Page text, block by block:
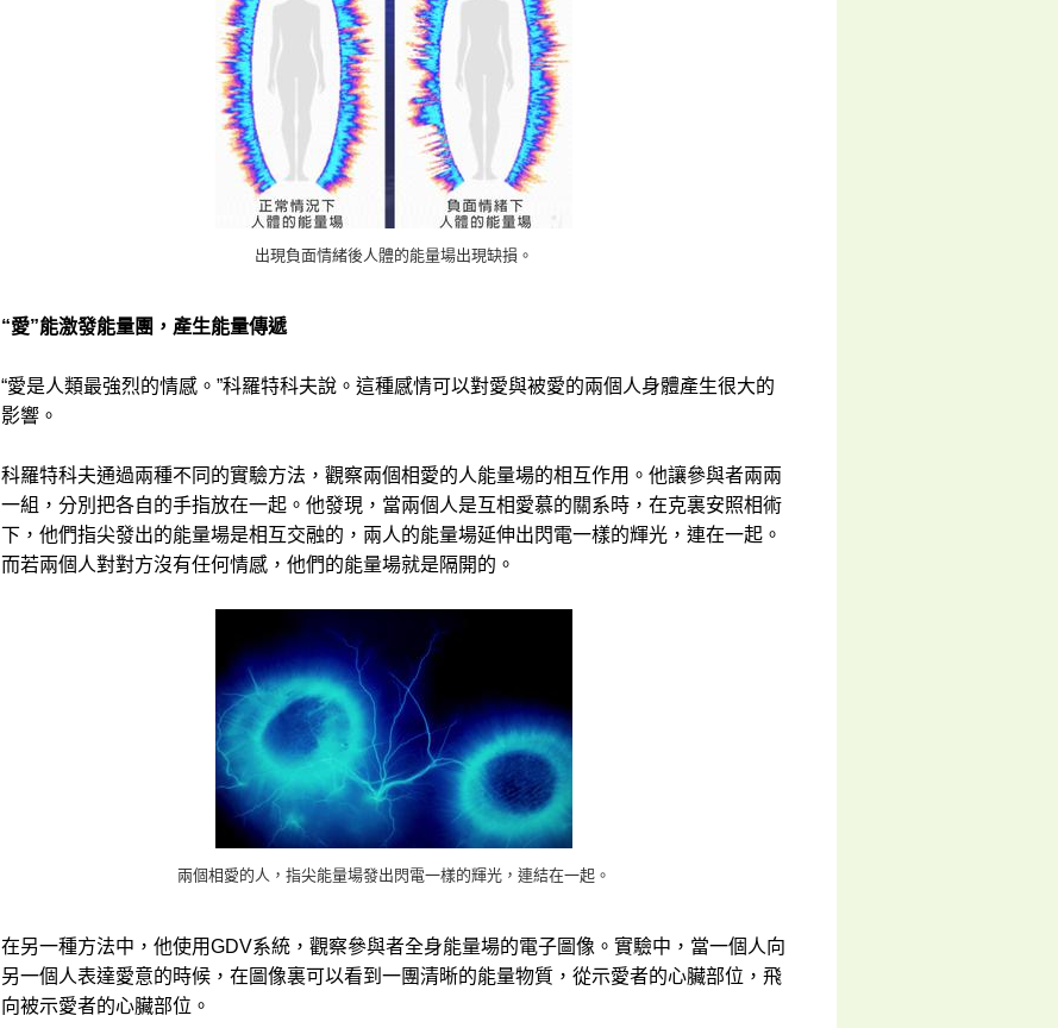
出現負面情緒後人體的能量場出現缺損。
“愛”能激發能量團，產生能量傳遞
“愛是人類最強烈的情感。”科羅特科夫說。這種感情可以對愛與被愛的兩個人身體產生很大的
影響。
科羅特科夫通過兩種不同的實驗方法，觀察兩個相愛的人能量場的相互作用。他讓參與者兩兩
一組，分別把各自的手指放在一起。他發現，當兩個人是互相愛慕的關系時，在克裏安照相術
下，他們指尖發出的能量場是相互交融的，兩人的能量場延伸出閃電一樣的輝光，連在一起。
而若兩個人對對方沒有任何情感，他們的能量場就是隔開的。
兩個相愛的人，指尖能量場發出閃電一樣的輝光，連結在一起。
在另一種方法中，他使用GDV系統，觀察參與者全身能量場的電子圖像。實驗中，當一個人向
另一個人表達愛意的時候，在圖像裏可以看到一團清晰的能量物質，從示愛者的心臟部位，飛
向被示愛者的心臟部位。